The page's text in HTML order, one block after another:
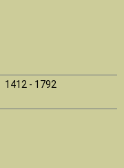
1412 - 1792